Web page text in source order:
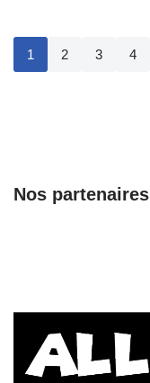
1 2 3 4
Nos partenaires